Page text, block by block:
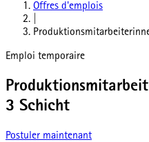
Offres d'emplois
Emploi temporaire
3 Schicht
Postuler maintenant